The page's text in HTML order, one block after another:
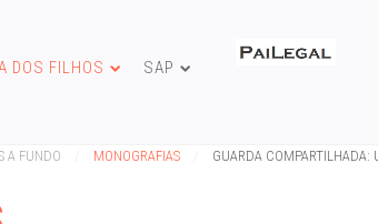
DOS FILHOS SAP
A FUNDO MONOGRAFIAS GUARDA COMPARTILHADA: